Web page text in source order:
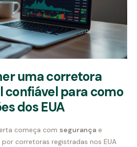
uma corretora
confiável para como
dos EUA
começa com segurança e
por corretoras registradas nos EUA